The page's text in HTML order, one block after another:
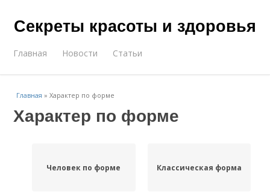
Секреты красоты и здоровья
Главная Новости Статьи
Главная »Характер по форме
Характер по форме
Человек по форме Классическая форма